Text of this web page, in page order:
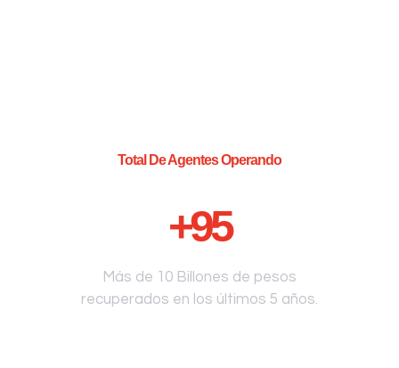
Total De Agentes Operando
+95
Más de 10 Billones de pesos
recuperados en los últimos 5 años.